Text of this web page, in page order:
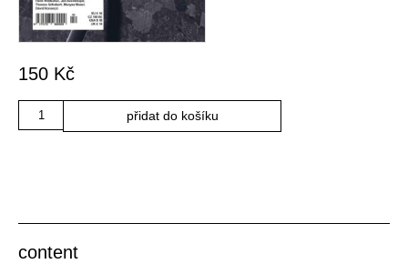
150 Kč
přidat do košíku
content